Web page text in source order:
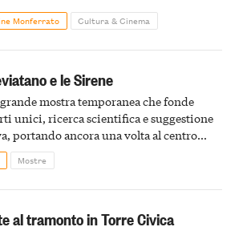
Monferrato Cultura & Cinema
e le Sirene
mostra temporanea che fonde
unici, ricerca scientifica e suggestione
portando ancora una volta al centro
le meraviglie del passato astigiano
Mostre
al tramonto in Torre Civica